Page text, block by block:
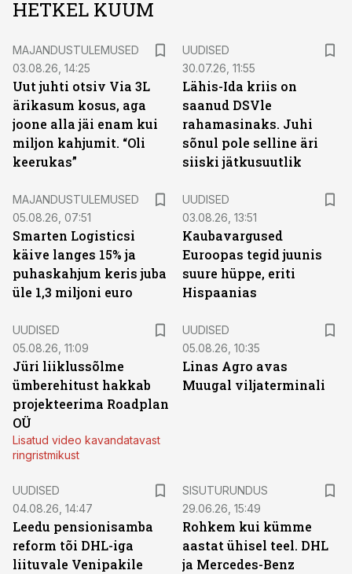
HETKEL KUUM
MAJANDUSTULEMUSED
03.08.26, 14:25
Uut juhti otsiv Via 3L
ärikasum kosus, aga
joone alla jäi enam kui
miljon kahjumit. “Oli
keerukas”
UUDISED
30.07.26, 11:55
Lähis-Ida kriis on
saanud DSVle
rahamasinaks. Juhi
sõnul pole selline äri
siiski jätkusuutlik
MAJANDUSTULEMUSED
05.08.26, 07:51
Smarten Logisticsi
käive langes 15% ja
puhaskahjum keris juba
üle 1,3 miljoni euro
UUDISED
03.08.26, 13:51
Kaubavargused
Euroopas tegid juunis
suure hüppe, eriti
Hispaanias
UUDISED
05.08.26, 11:09
Jüri liiklussõlme
ümberehitust hakkab
projekteerima Roadplan
OÜ
Lisatud video kavandatavast
ringristmikust
UUDISED
05.08.26, 10:35
Linas Agro avas
Muugal viljaterminali
UUDISED
04.08.26, 14:47
Leedu pensionisamba
reform tõi DHL-iga
liituvale Venipakile
SISUTURUNDUS
29.06.26, 15:49
Rohkem kui kümme
aastat ühisel teel. DHL
ja Mercedes-Benz